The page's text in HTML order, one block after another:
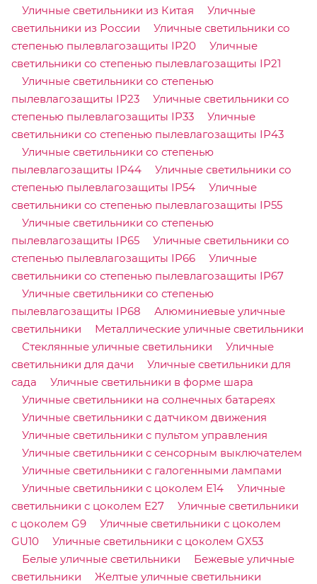
Уличные светильники из Китая
Уличные
светильники из России
Уличные светильники со
степенью пылевлагозащиты IP20
Уличные
светильники со степенью пылевлагозащиты IP21
Уличные светильники со степенью
пылевлагозащиты IP23
Уличные светильники со
степенью пылевлагозащиты IP33
Уличные
светильники со степенью пылевлагозащиты IP43
Уличные светильники со степенью
пылевлагозащиты IP44
Уличные светильники со
степенью пылевлагозащиты IP54
Уличные
светильники со степенью пылевлагозащиты IP55
Уличные светильники со степенью
пылевлагозащиты IP65
Уличные светильники со
степенью пылевлагозащиты IP66
Уличные
светильники со степенью пылевлагозащиты IP67
Уличные светильники со степенью
пылевлагозащиты IP68
Алюминиевые уличные
светильники
Металлические уличные светильники
Стеклянные уличные светильники
Уличные
светильники для дачи
Уличные светильники для
сада
Уличные светильники в форме шара
Уличные светильники на солнечных батареях
Уличные светильники с датчиком движения
Уличные светильники с пультом управления
Уличные светильники с сенсорным выключателем
Уличные светильники с галогенными лампами
Уличные светильники с цоколем E14
Уличные
светильники с цоколем E27
Уличные светильники
с цоколем G9
Уличные светильники с цоколем
GU10
Уличные светильники с цоколем GX53
Белые уличные светильники
Бежевые уличные
светильники
Желтые уличные светильники